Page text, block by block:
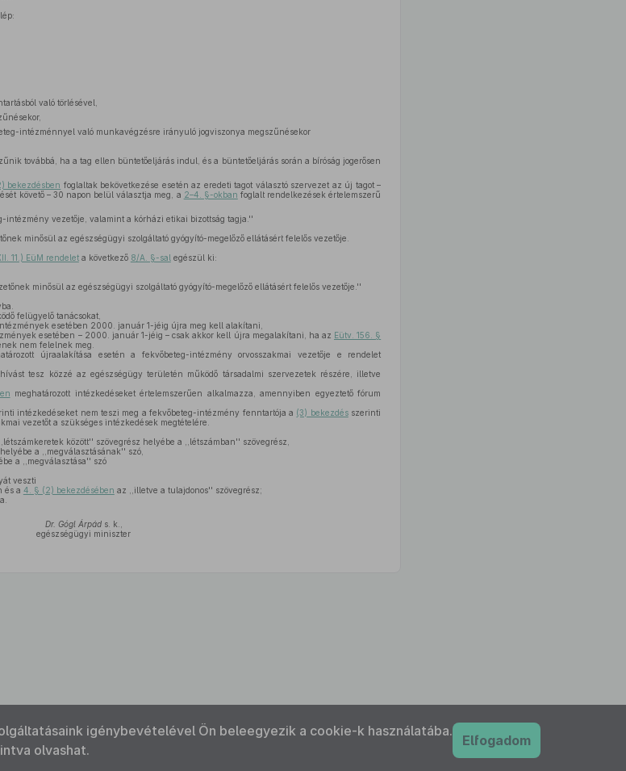
való törlésével,
intézménnyel való munkavégzésre irányuló jogviszonya megszűnésekor
továbbá, ha a tag ellen büntetőeljárás indul, és a büntetőeljárás során a bíróság jogerősen
bekezdésben foglaltak bekövetkezése esetén az eredeti tagot választó szervezet az új tagot –
követő – 30 napon belül választja meg, a 2–4. §-okban foglalt rendelkezések értelemszerű
intézmény vezetője, valamint a kórházi etikai bizottság tagja.''
minősül az egészségügyi szolgáltató gyógyító-megelőző ellátásért felelős vezetője.
11.) EüM rendeleta következő 8/A. §-sal egészül ki:
minősül az egészségügyi szolgáltató gyógyító-megelőző ellátásért felelős vezetője.''
felügyelő tanácsokat,
esetében 2000. január 1-jéig újra meg kell alakítani,
esetében – 2000. január 1-jéig – csak akkor kell újra megalakítani, ha az Eütv. 156. §
nem felelnek meg.
újraalakítása esetén a fekvőbeteg-intézmény orvosszakmai vezetője e rendelet
tesz közzé az egészségügy területén működő társadalmi szervezetek részére, illetve
meghatározott intézkedéseket értelemszerűen alkalmazza, amennyiben egyeztető fórum
intézkedéseket nem teszi meg a fekvőbeteg-intézmény fenntartója a (3) bekezdésszerinti
vezetőt a szükséges intézkedések megtételére.
között'' szövegrész helyébe a ,,létszámban'' szövegrész,
a ,,megválasztásának'' szó,
a ,,megválasztása'' szó
veszti
és a 4. § (2) bekezdésében az ,,illetve a tulajdonos'' szövegrész;
Dr. Gógl Árpáds. k.,
egészségügyi miniszter
igénybevételével Ön beleegyezik a cookie-k használatába.
olvashat.
Elfogadom